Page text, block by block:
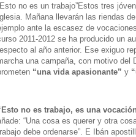
no es un trabajo”Estos tres
Mañana llevarán las riendas
ante la escasez de
2011-2012 se ha producido un
al año anterior. Ese exiguo
una campaña, con motivo del
“una vida apasionante” y
no es trabajo, es una
“Una cosa es querer y otra
debe ordenarse”. E Ibán